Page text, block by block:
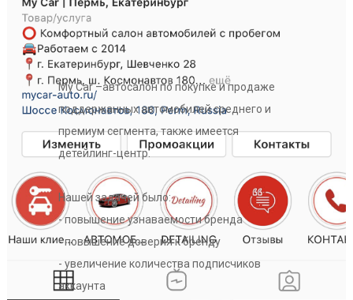
My Car –автосалон по покупке и продаже
поддержанных автомобилей среднего и
премиум сегмента, также имеется
детейлинг-центр.
Нашей задачей было:
- повышение узнаваемости бренда
- повышение доверия к бренду
- увеличение количества подписчиков
аккаунта